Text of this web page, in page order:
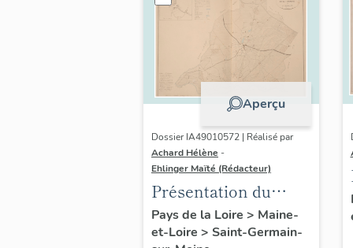
Aperçu
Dossier IA49010572 | Réalisé par
Achard Hélène -
Ehlinger Maïté (Rédacteur)
Présentation du
patrimoine
industriel de la
Pays de la Loire > Maine-
et-Loire > Saint-Germain-